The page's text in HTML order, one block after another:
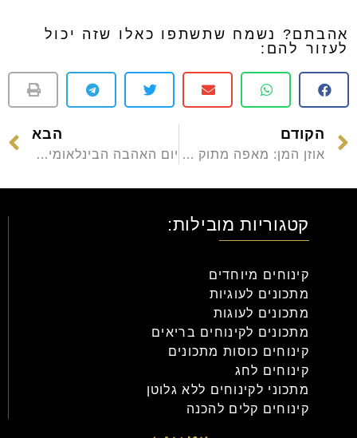
אהבתם? נשמח שתשתפו כאלו שזה יכול
לעזור להם:
הקודם
אוזן המן: מאפה מתוק לחג הפורים – היסטוריה ומתכונים
הבא
יום האהבה הבינלאומי: קינוחים מתוקים לאהבה מתוקה – רעיונות ליום האהבה
קטגוריות מובילות:
קינוחים מיוחדים
מתכונים לעוגיות
מתכונים לעוגות
מתכונים לקינוחים בריאים
קינוחים כוסות מתכונים
קינוחים לחג
מתכוני לקינוחים ללא גלוטן
קינוחים קלים להכנה